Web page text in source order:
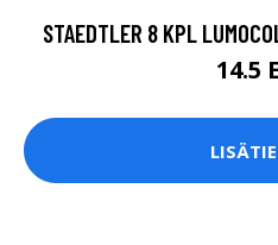
STAEDTLER 8 KPL
14.5